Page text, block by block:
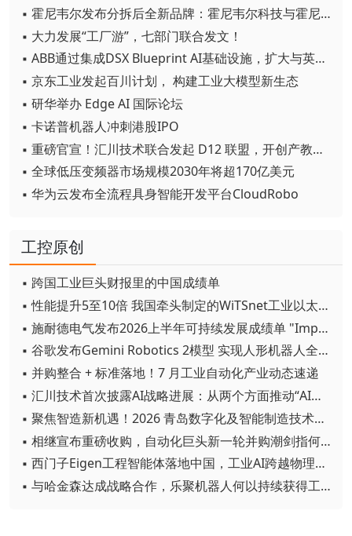
▪ 霍尼韦尔发布分拆后全新品牌：霍尼韦尔科技与霍尼韦尔航空航天
▪ 大力发展“工厂游”，七部门联合发文！
▪ ABB通过集成DSX Blueprint AI基础设施，扩大与英伟达的合作
▪ 京东工业发起百川计划， 构建工业大模型新生态
▪ 研华举办 Edge AI 国际论坛
▪ 卡诺普机器人冲刺港股IPO
▪ 重磅官宣！汇川技术联合发起 D12 联盟，开创产教融合新范式
▪ 全球低压变频器市场规模2030年将超170亿美元
▪ 华为云发布全流程具身智能开发平台CloudRobo
工控原创
▪ 跨国工业巨头财报里的中国成绩单
▪ 性能提升5至10倍 我国牵头制定的WiTSnet工业以太网国际标准正式发布
▪ 施耐德电气发布2026上半年可持续发展成绩单 "Impact 2030"路线图开局稳健
▪ 谷歌发布Gemini Robotics 2模型 实现人形机器人全身智能控制突破
▪ 并购整合 + 标准落地！7 月工业自动化产业动态速递
▪ 汇川技术首次披露AI战略进展：从两个方面推动“AI业务化”落地
▪ 聚焦智造新机遇！2026 青岛数字化及智能制造技术论坛圆满落幕
▪ 相继宣布重磅收购，自动化巨头新一轮并购潮剑指何方？
▪ 西门子Eigen工程智能体落地中国，工业AI跨越物理世界“确定性”拐点
▪ 与哈金森达成战略合作，乐聚机器人何以持续获得工业巨头青睐？